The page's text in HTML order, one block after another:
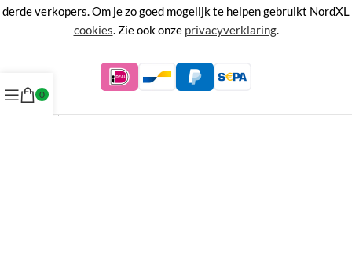
derde verkopers. Om je zo goed mogelijk te helpen gebruikt NordXL
cookies. Zie ook onze privacyverklaring.
0